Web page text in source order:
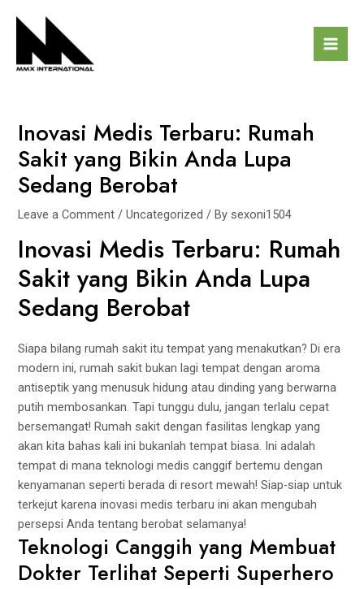
Inovasi Medis Terbaru: Rumah
Sakit yang Bikin Anda Lupa
Sedang Berobat
Leave a Comment /Uncategorized / By sexoni1504
Inovasi Medis Terbaru: Rumah
Sakit yang Bikin Anda Lupa
Sedang Berobat
Siapa bilang rumah sakit itu tempat yang menakutkan? Di era
modern ini, rumah sakit bukan lagi tempat dengan aroma
antiseptik yang menusuk hidung atau dinding yang berwarna
putih membosankan. Tapi tunggu dulu, jangan terlalu cepat
bersemangat! Rumah sakit dengan fasilitas lengkap yang
akan kita bahas kali ini bukanlah tempat biasa. Ini adalah
tempat di mana teknologi medis canggif bertemu dengan
kenyamanan seperti berada di resort mewah! Siap-siap untuk
terkejut karena inovasi medis terbaru ini akan mengubah
persepsi Anda tentang berobat selamanya!
Teknologi Canggih yang Membuat
Dokter Terlihat Seperti Superhero
navigation